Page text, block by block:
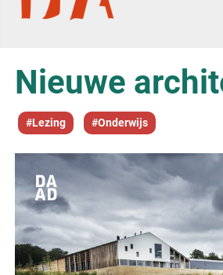
Nieuwe
#Lezing #Onderwijs